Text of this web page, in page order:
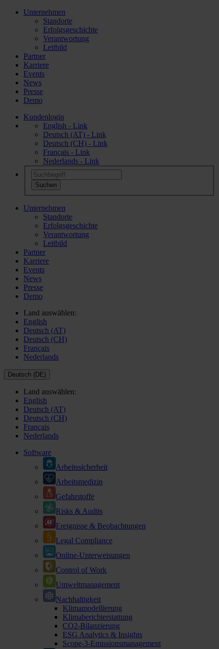
Unternehmen
Standorte
Erfolgsgeschichte
Verantwortung
Leitbild
Partner
Karriere
Events
News
Presse
Demo
Kundenlogin
English - Link
Deutsch (AT) - Link
Deutsch (CH) - Link
Français - Link
Nederlands - Link
Unternehmen
Standorte
Erfolgsgeschichte
Verantwortung
Leitbild
Partner
Karriere
Events
News
Presse
Demo
Land auswählen:
English
Deutsch (AT)
Deutsch (CH)
Français
Nederlands
Deutsch (DE)
Land auswählen:
English
Deutsch (AT)
Deutsch (CH)
Français
Nederlands
Software
Arbeitssicherheit
Arbeitsmedizin
Gefahrstoffe
Risks & Audits
Ereignisse & Beobachtungen
Legal Compliance
Online-Unterweisungen
Control of Work
Umweltmanagement
Nachhaltigkeit
Klimamodellierung
Klimaberichterstattung
CO2-Bilanzierung
ESG Analytics & Insights
Scope-3-Emissionsmanagement